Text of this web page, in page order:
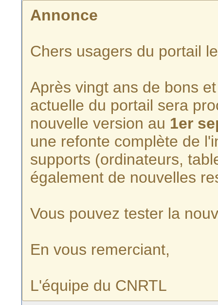
Annonce
Chers usagers du portail
Après vingt ans de bons
actuelle du portail sera
nouvelle version au 1er
une refonte complète de
supports (ordinateurs,
également de nouvelles
Vous pouvez tester la
En vous remerciant,
L'équipe du CNRTL